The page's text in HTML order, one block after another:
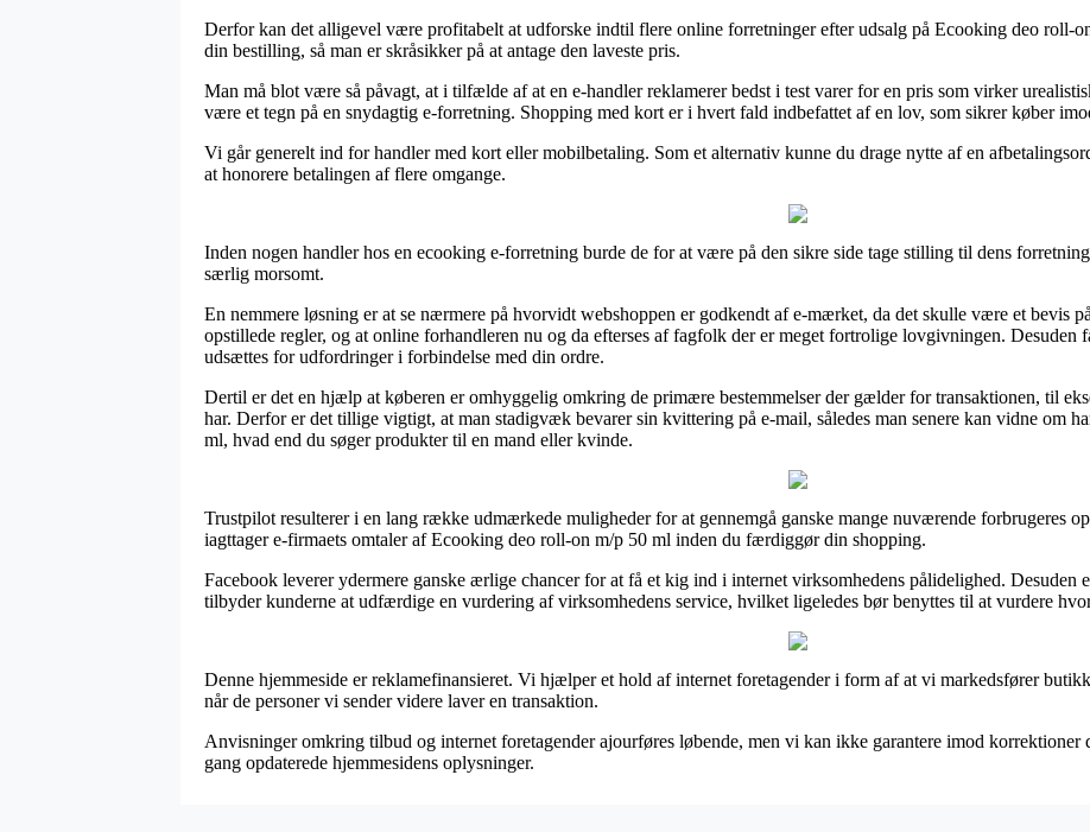
Derfor kan det alligevel være profitabelt at udforske indtil flere online forretninger efter udsalg på Ecooking deo roll-
din bestilling, så man er skråsikker på at antage den laveste pris.
Man må blot være så påvagt, at i tilfælde af at en e-handler reklamerer bedst i test varer for en pris som virker
være et tegn på en snydagtig e-forretning. Shopping med kort er i hvert fald indbefattet af en lov, som sikrer køber
Vi går generelt ind for handler med kort eller mobilbetaling. Som et alternativ kunne du drage nytte af en
at honorere betalingen af flere omgange.
Inden nogen handler hos en ecooking e-forretning burde de for at være på den sikre side tage stilling til dens
særlig morsomt.
En nemmere løsning er at se nærmere på hvorvidt webshoppen er godkendt af e-mærket, da det skulle være et bevis
opstillede regler, og at online forhandleren nu og da efterses af fagfolk der er meget fortrolige lovgivningen. Desuden
udsættes for udfordringer i forbindelse med din ordre.
Dertil er det en hjælp at køberen er omhyggelig omkring de primære bestemmelser der gælder for transaktionen, til
har. Derfor er det tillige vigtigt, at man stadigvæk bevarer sin kvittering på e-mail, således man senere kan vidne om
ml, hvad end du søger produkter til en mand eller kvinde.
Trustpilot resulterer i en lang række udmærkede muligheder for at gennemgå ganske mange nuværende forbrugeres
iagttager e-firmaets omtaler af Ecooking deo roll-on m/p 50 ml inden du færdiggør din shopping.
Facebook leverer ydermere ganske ærlige chancer for at få et kig ind i internet virksomhedens pålidelighed. Desuden
tilbyder kunderne at udfærdige en vurdering af virksomhedens service, hvilket ligeledes bør benyttes til at vurdere
Denne hjemmeside er reklamefinansieret. Vi hjælper et hold af internet foretagender i form af at vi markedsfører
når de personer vi sender videre laver en transaktion.
Anvisninger omkring tilbud og internet foretagender ajourføres løbende, men vi kan ikke garantere imod korrektioner
gang opdaterede hjemmesidens oplysninger.